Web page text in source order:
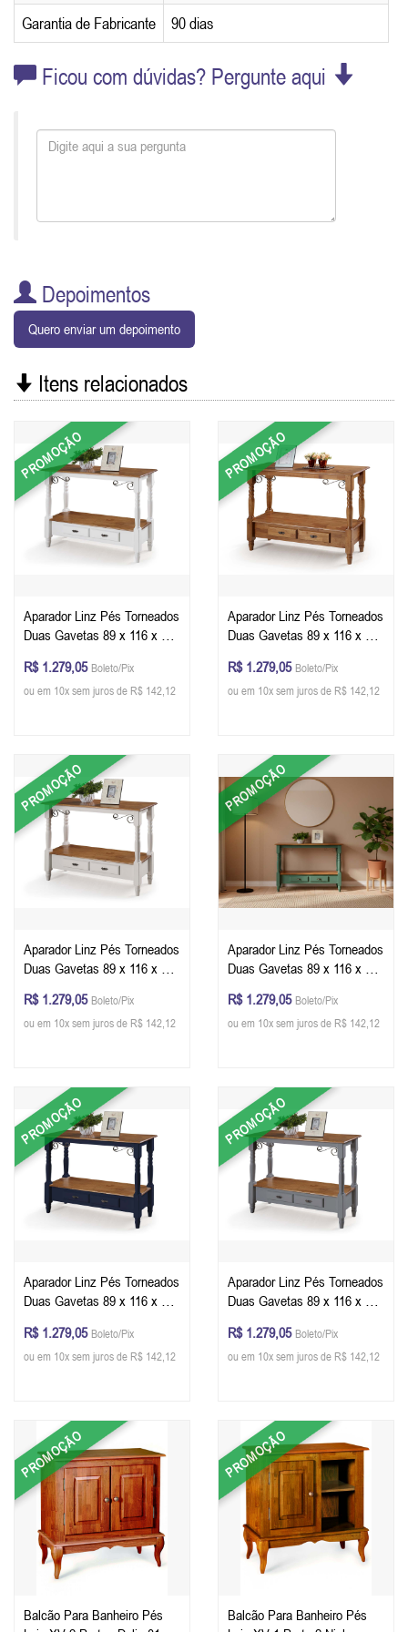
Garantia de Fabricante 90 dias
Ficou com dúvidas? Pergunte aqui
Depoimentos
Quero enviar um depoimento
Itens relacionados
PROMOÇÃO
Aparador Linz Pés Torneados
Duas Gavetas 89 x 116 x 40
Imbuia Glazer
R$ 1.279,05 Boleto/Pix
ou em 10x sem juros de R$ 142,12
PROMOÇÃO
Aparador Linz Pés Torneados
Duas Gavetas 89 x 116 x 40
Glazer
R$ 1.279,05 Boleto/Pix
ou em 10x sem juros de R$ 142,12
PROMOÇÃO
Aparador Linz Pés Torneados
Duas Gavetas 89 x 116 x 40
- Imbuia Glazer
R$ 1.279,05 Boleto/Pix
ou em 10x sem juros de R$ 142,12
PROMOÇÃO
Aparador Linz Pés Torneados
Duas Gavetas 89 x 116 x 40
Musgo - Imbuia Glazer
R$ 1.279,05 Boleto/Pix
ou em 10x sem juros de R$ 142,12
PROMOÇÃO
Aparador Linz Pés Torneados
Duas Gavetas 89 x 116 x 40
Petróleo - Imbuia Glazer
R$ 1.279,05 Boleto/Pix
ou em 10x sem juros de R$ 142,12
PROMOÇÃO
Aparador Linz Pés Torneados
Duas Gavetas 89 x 116 x 40
Escuro - Imbuia Glazer
R$ 1.279,05 Boleto/Pix
ou em 10x sem juros de R$ 142,12
PROMOÇÃO
Balcão Para Banheiro Pés
PROMOÇÃO
Balcão Para Banheiro Pés